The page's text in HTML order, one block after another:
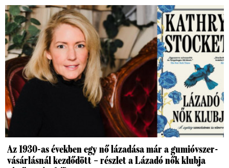
Az 1930-as években egy nő lázadása már a gumióvszer-
vásárlásnál kezdődött – részlet a Lázadó nők klubja